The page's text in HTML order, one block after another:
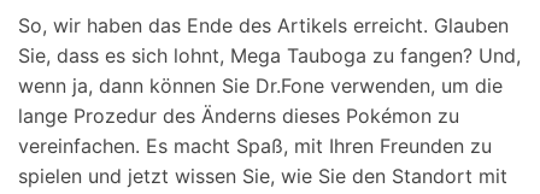
So, wir haben das Ende des Artikels erreicht. Glauben
Sie, dass es sich lohnt, Mega Tauboga zu fangen? Und,
wenn ja, dann können Sie Dr.Fone verwenden, um die
lange Prozedur des Änderns dieses Pokémon zu
vereinfachen. Es macht Spaß, mit Ihren Freunden zu
spielen und jetzt wissen Sie, wie Sie den Standort mit